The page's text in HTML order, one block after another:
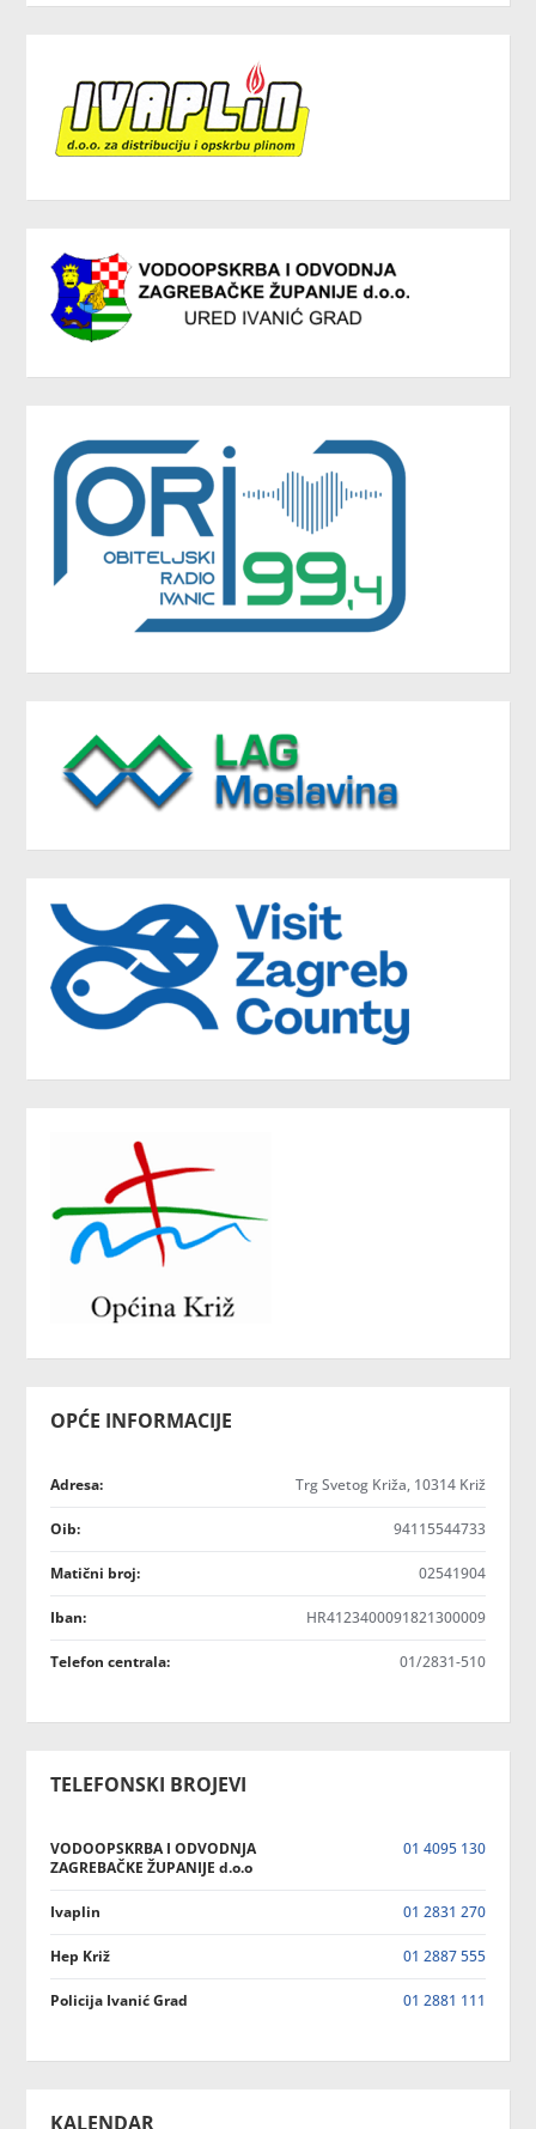
OPĆE INFORMACIJE
Adresa: Trg Svetog Križa, 10314 Križ
Oib: 94115544733
Matični broj: 02541904
Iban: HR4123400091821300009
Telefon centrala: 01/2831-510
TELEFONSKI BROJEVI
VODOOPSKRBA I ODVODNJA
ZAGREBAČKE ŽUPANIJE d.o.o
01 4095 130
Ivaplin 01 2831 270
Hep Križ 01 2887 555
Policija Ivanić Grad 01 2881 111
KALENDAR